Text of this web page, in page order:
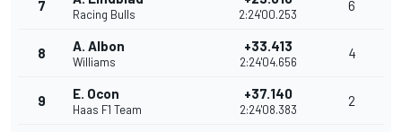
7
Racing Bulls 2:24'00.253
6
8 A. Albon
Williams
+33.413
2:24'04.656
4
9 E. Ocon
Haas F1 Team
+37.140
2:24'08.383
2